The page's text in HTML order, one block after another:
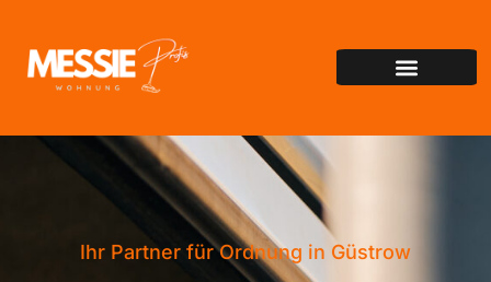
Ihr Partner für Ordnung in Güstrow